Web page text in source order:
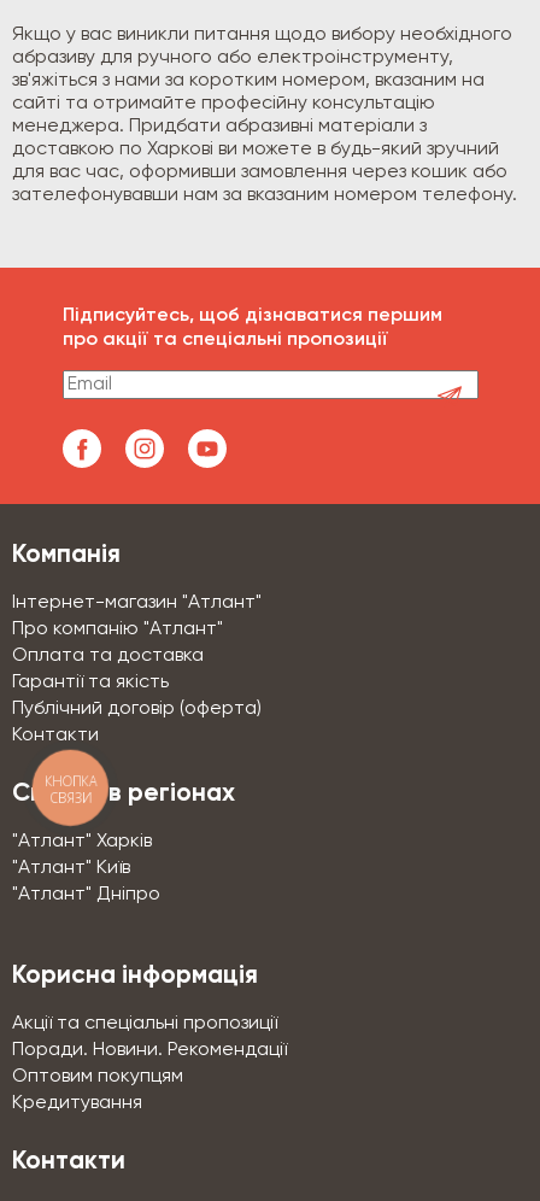
Якщо у вас виникли питання щодо вибору необхідного
абразиву для ручного або електроінструменту,
зв'яжіться з нами за коротким номером, вказаним на
сайті та отримайте професійну консультацію
менеджера. Придбати абразивні матеріали з
доставкою по Харкові ви можете в будь-який зручний
для вас час, оформивши замовлення через кошик або
зателефонувавши нам за вказаним номером телефону.
Підписуйтесь, щоб дізнаватися першим
про акції та спеціальні пропозиції
Компанія
Інтернет-магазин "Атлант"
Про компанію "Атлант"
Оплата та доставка
Гарантії та якість
Публічний договір (оферта)
Контакти
Склади в регіонах
"Атлант" Харків
"Атлант" Київ
"Атлант" Дніпро
Корисна інформація
Акції та спеціальні пропозиції
Поради. Новини. Рекомендації
Оптовим покупцям
Кредитування
Контакти
КНОПКА
СВЯЗИ